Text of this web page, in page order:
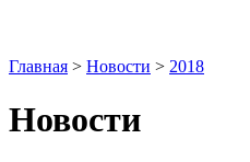
Главная > Новости > 2018
Новости